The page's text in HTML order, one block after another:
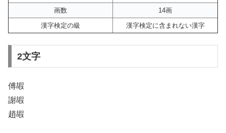
画数
14画
漢字検定の級
漢字検定に含まれない漢字
2文字
傅嘏
謝嘏
趙嘏